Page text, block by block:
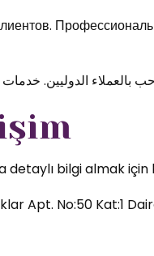
bilgi almak
Apt. No:50 Kat:1